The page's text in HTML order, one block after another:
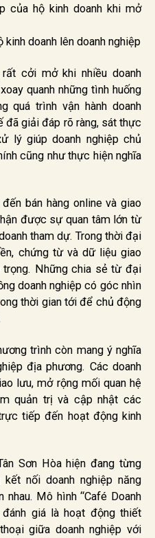
của hộ kinh doanh khi mở
doanh lên doanh nghiệp
cởi mở khi nhiều doanh
quanh những tình huống
quá trình vận hành doanh
đã giải đáp rõ ràng, sát thực
lý giúp doanh nghiệp chủ
cũng như thực hiện nghĩa
bán hàng online và giao
được sự quan tâm lớn từ
tham dự. Trong thời đại
chứng từ và dữ liệu giao
trọng. Những chia sẻ từ đại
doanh nghiệp có góc nhìn
thời gian tới để chủ động
trình còn mang ý nghĩa
địa phương. Các doanh
lưu, mở rộng mối quan hệ
quản trị và cập nhật các
tiếp đến hoạt động kinh
Sơn Hòa hiện đang từng
nối doanh nghiệp năng
Mô hình “Café Doanh
giá là hoạt động thiết
giữa doanh nghiệp với